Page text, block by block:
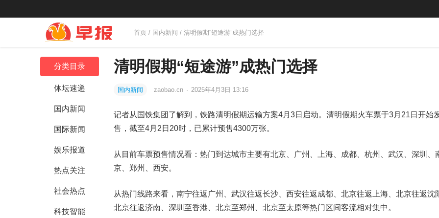
首页 / 国内新闻 / 清明假期“短途游”成热门选择
分类目录
体坛速递
国内新闻
国际新闻
娱乐报道
热点关注
社会热点
科技智能
清明假期“短途游”成热门选择
国内新闻 zaobao.cn · 2025年4月3日 13:16
记者从国铁集团了解到，铁路清明假期运输方案4月3日启动。清明假期火车票于3月21日开始
售，截至4月2日20时，已累计预售4300万张。
从目前车票预售情况看：热门到达城市主要有北京、广州、上海、成都、杭州、武汉、深圳、
京、郑州、西安。
从热门线路来看，南宁往返广州、武汉往返长沙、西安往返成都、北京往返上海、北京往返沈
北京往返济南、深圳至香港、北京至郑州、北京至太原等热门区间客流相对集中。